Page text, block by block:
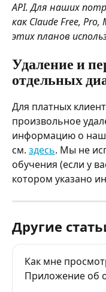
API. Для наших
как Claude Free,
этих планов
Удаление и
отдельных
Для платных
произвольное
информацию о
см. здесь. Мы не
обучения (если у
котором указано
Другие
Как мне
Приложение об